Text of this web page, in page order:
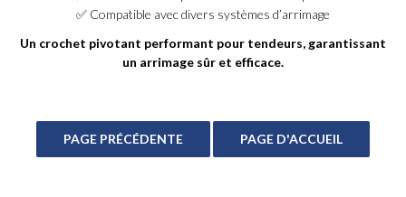
✅ Compatible avec divers systèmes d’arrimage
Un crochet pivotant performant pour tendeurs, garantissant
un arrimage sûr et efficace.